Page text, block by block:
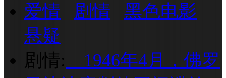
爱情
剧情
黑色电影
悬疑
剧情: 1946年4月，佛罗